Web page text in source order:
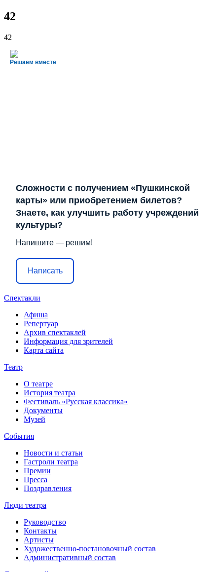
42
42
Решаем вместе
Сложности с получением «Пушкинской
карты» или приобретением билетов?
Знаете, как улучшить работу учреждений
культуры?
Напишите — решим!
Написать
Спектакли
Афиша
Репертуар
Архив спектаклей
Информация для зрителей
Карта сайта
Театр
О театре
История театра
Фестиваль «Русская классика»
Документы
Музей
События
Новости и статьи
Гастроли театра
Премии
Пресса
Поздравления
Люди театра
Руководство
Контакты
Артисты
Художественно-постановочный состав
Административный состав